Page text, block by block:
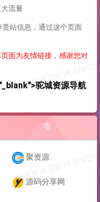
流量
站信息，通过这个页面
面为友情链接，感谢您对
驼城资源导航
聚资源
源码分享网